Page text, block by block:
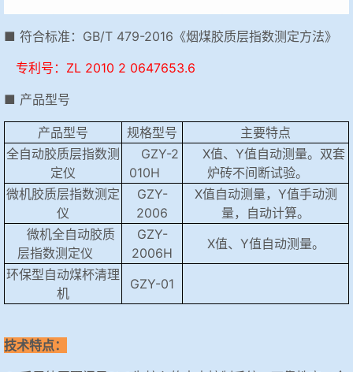
■ 符合标准：GB/T 479-2016《烟煤胶质层指数测定方法》
专利号：ZL 2010 2 0647653.6
■ 产品型号
产品型号 规格型号
主要特点
全自动胶质层指数测
定仪
GZY-2
010H
X值、Y值自动测量。双套
炉砖不间断试验。
微机胶质层指数测定
仪
GZY-
2006
X值自动测量，Y值手动测
量，自动计算。
微机全自动胶质
层指数测定仪
GZY-
2006H
X值、Y值自动测量。
环保型自动煤杯清理
机
GZY-01
技术特点：